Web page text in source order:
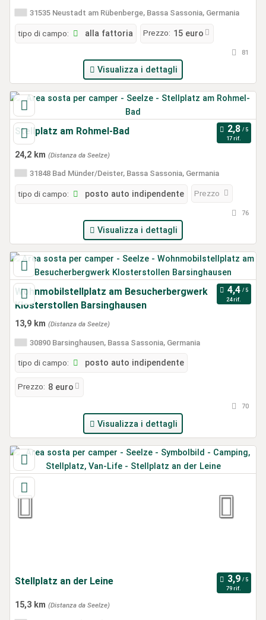
31535 Neustadt am Rübenberge, Bassa Sassonia, Germania
tipo di campo: alla fattoria Prezzo: 15 euro
81
Visualizza i dettagli
Stellplatz am Rohmel-Bad
17 rif.
24,2 km (Distanza da Seelze)
31848 Bad Münder/Deister, Bassa Sassonia, Germania
tipo di campo: posto auto indipendente Prezzo
76
Visualizza i dettagli
Wohnmobilstellplatz am Besucherbergwerk
Klosterstollen Barsinghausen
24 rif.
13,9 km (Distanza da Seelze)
30890 Barsinghausen, Bassa Sassonia, Germania
tipo di campo: posto auto indipendente
Prezzo: 8 euro
70
Visualizza i dettagli
Stellplatz an der Leine
79 rif.
15,3 km (Distanza da Seelze)